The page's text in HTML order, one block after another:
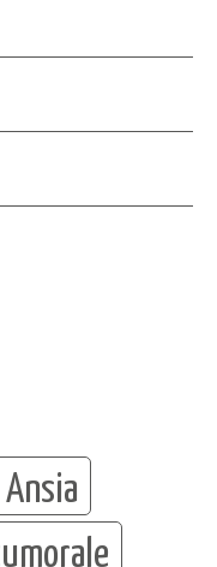
Ansia